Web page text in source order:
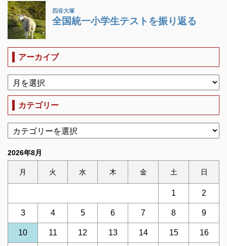
アーカイブ
カテゴリー
2026年8月
月 火 水 木 金 土 日
1 2
3 4 5 6 7 8 9
10 11 12 13 14 15 16